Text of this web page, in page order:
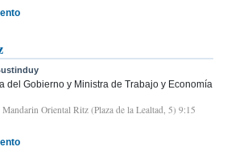
del Gobierno y Ministra de Trabajo y Economía
Oriental Ritz (Plaza de la Lealtad, 5) 9:15